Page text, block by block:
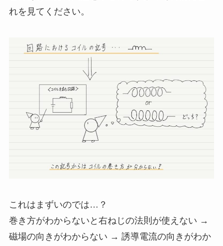
れを見てください。
これはまずいのでは…？
巻き方がわからないと右ねじの法則が使えない →
磁場の向きがわからない → 誘導電流の向きがわか